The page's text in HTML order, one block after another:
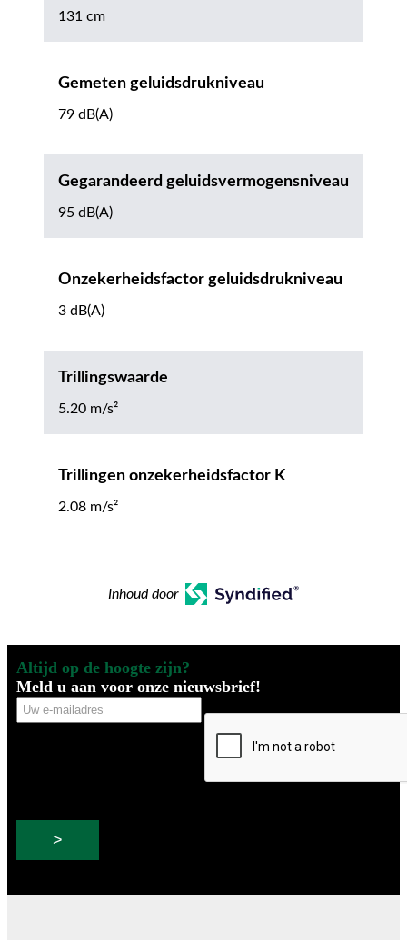
131 cm
Gemeten geluidsdrukniveau
79 dB(A)
Gegarandeerd geluidsvermogensniveau
95 dB(A)
Onzekerheidsfactor geluidsdrukniveau
3 dB(A)
Trillingswaarde
5.20 m/s²
Trillingen onzekerheidsfactor K
2.08 m/s²
Inhoud door
Altijd op de hoogte zijn?
Meld u aan voor onze nieuwsbrief!
Uw
e-